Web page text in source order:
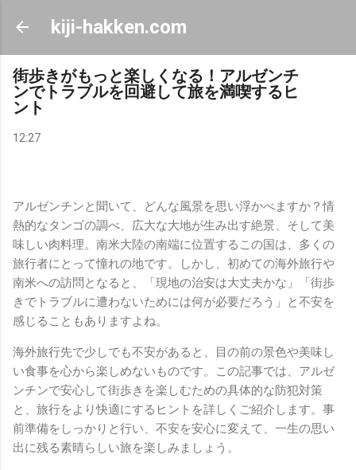
スキップしてメイン コンテンツに移動
kiji-hakken.com
街歩きがもっと楽しくなる！アルゼンチ
ンでトラブルを回避して旅を満喫するヒ
ント
12:27
アルゼンチンと聞いて、どんな風景を思い浮かべますか？情
熱的なタンゴの調べ、広大な大地が生み出す絶景、そして美
味しい肉料理。南米大陸の南端に位置するこの国は、多くの
旅行者にとって憧れの地です。しかし、初めての海外旅行や
南米への訪問となると、「現地の治安は大丈夫かな」「街歩
きでトラブルに遭わないためには何が必要だろう」と不安を
感じることもありますよね。
海外旅行先で少しでも不安があると、目の前の景色や美味し
い食事を心から楽しめないものです。この記事では、アルゼ
ンチンで安心して街歩きを楽しむための具体的な防犯対策
と、旅行をより快適にするヒントを詳しくご紹介します。事
前準備をしっかりと行い、不安を安心に変えて、一生の思い
出に残る素晴らしい旅を楽しみましょう。